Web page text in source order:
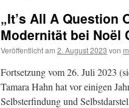
„It’s All A Question
Modernität bei Noël
Veröffentlicht am 2. August 2023 von
Fortsetzung vom 26. Juli 2023
Tamara Hahn hat vor einigen
Selbsterfindung und